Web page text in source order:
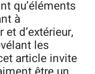
qu’éléments
à
d’extérieur,
les
article invite